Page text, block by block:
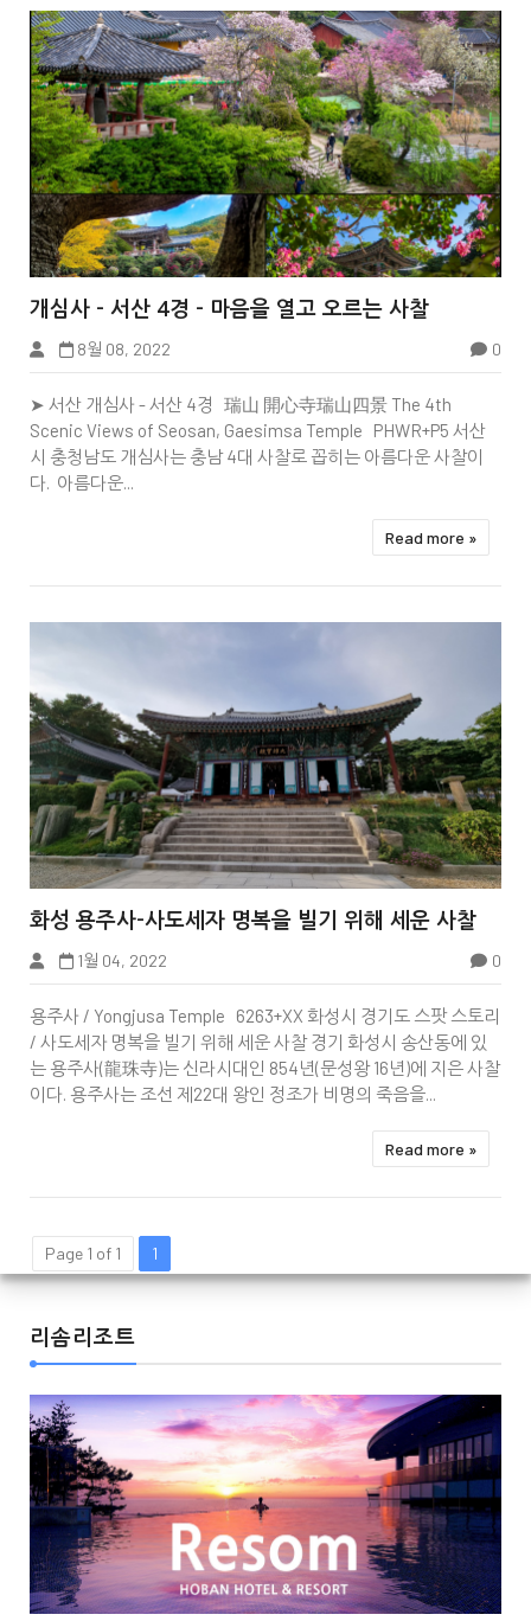


개심사 - 서산 4경 - 마음을 열고 오르는 사찰
8월 08, 2022 0
➤ 서산 개심사 - 서산 4경 瑞山 開心寺瑞山四景 The 4th
Scenic Views of Seosan, Gaesimsa Temple PHWR+P5 서산
시 충청남도 개심사는 충남 4대 사찰로 꼽히는 아름다운 사찰이
다. 아름다운...
Read more »


EditorsChoice
화성 용주사-사도세자 명복을 빌기 위해 세운 사찰
1월 04, 2022 0
용주사 / Yongjusa Temple 6263+XX 화성시 경기도 스팟 스토리
/ 사도세자 명복을 빌기 위해 세운 사찰 경기 화성시 송산동에 있
는 용주사(龍珠寺)는 신라시대인 854년(문성왕 16년)에 지은 사찰
이다. 용주사는 조선 제22대 왕인 정조가 비명의 죽음을...
Read more »
Page 1 of 1 1
리솜리조트